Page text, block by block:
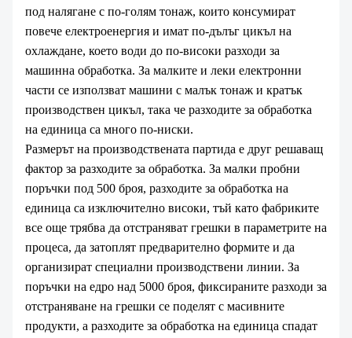
под налягане с по-голям тонаж, които консумират
повече електроенергия и имат по-дълъг цикъл на
охлаждане, което води до по-високи разходи за
машинна обработка. За малките и леки електронни
части се използват машини с малък тонаж и кратък
производствен цикъл, така че разходите за обработка
на единица са много по-ниски.
Размерът на производствената партида е друг решаващ
фактор за разходите за обработка. За малки пробни
поръчки под 500 броя, разходите за обработка на
единица са изключително високи, тъй като фабриките
все още трябва да отстраняват грешки в параметрите на
процеса, да затоплят предварително формите и да
организират специални производствени линии. За
поръчки на едро над 5000 броя, фиксираните разходи за
отстраняване на грешки се поделят с масивните
продукти, а разходите за обработка на единица спадат